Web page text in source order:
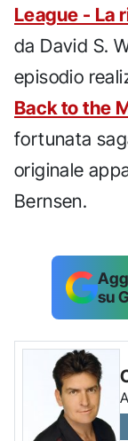
League - La
da David S.
episodio
Back to the
fortunata
originale
Bernsen.
su